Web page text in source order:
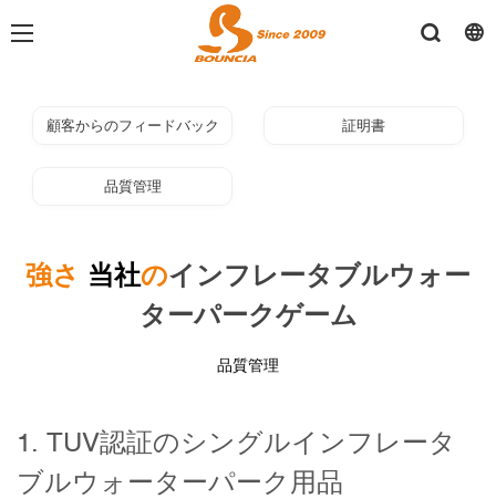
顧客からのフィードバック 証明書
品質管理
強さ 当社のインフレータブルウォー
ターパークゲーム
品質管理
1. TUV認証のシングルインフレータ
ブルウォーターパーク用品